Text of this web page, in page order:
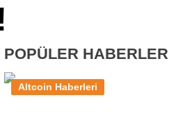
POPÜLER HABERLER
Altcoin Haberleri